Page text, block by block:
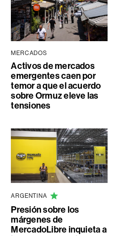
MERCADOS
Activos de mercados
emergentes caen por
temor a que el acuerdo
sobre Ormuz eleve las
tensiones
ARGENTINA
Presión sobre los
márgenes de
MercadoLibre inquieta a